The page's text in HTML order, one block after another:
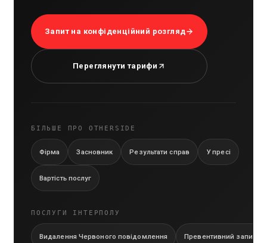
Запит на конфіденційний розгляд
Переглянути тарифи
БІЛЬШЕ ПРО OTHERSIDE
Фірма Засновник Результати справ У пресі
Вартість послуг
ПОСЛУГИ ІНТЕРПОЛУ
Видалення Червоного повідомлення Превентивний запит